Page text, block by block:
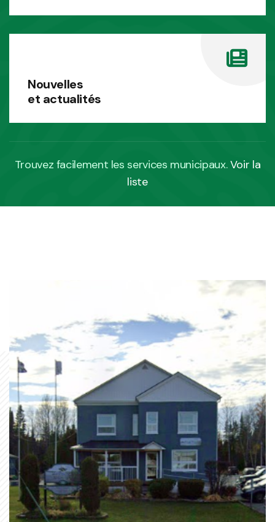
Nouvelles
et actualités
Trouvez facilement les services municipaux.Voir la
liste